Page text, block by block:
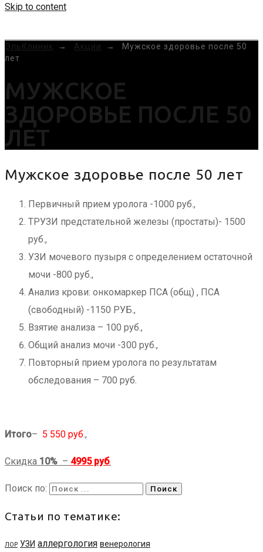
Skip to content
ЭльКлиник
→ Акции → Мужское здоровье после 50
лет
МУЖСКОЕ
ЗДОРОВЬЕ ПОСЛЕ 50
ЛЕТ
Мужское здоровье после 50 лет
Первичный прием уролога -1000 руб.,
ТРУЗИ предстательной железы (простаты)- 1500
руб.,
УЗИ мочевого пузыря с определением остаточной
мочи -800 руб.,
Анализ крови: онкомаркер ПСА (общ) , ПСА
(свободный) -1150 РУБ.,
Взятие анализа – 100 руб.,
Общий анализ мочи -300 руб.,
Повторный прием уролога по результатам
обследования – 700 руб.
Итого– 5 550 руб.,
Скидка 10% – 4995руб.
Поиск по:
Статьи по тематике:
ЛОР УЗИ аллергология венерология